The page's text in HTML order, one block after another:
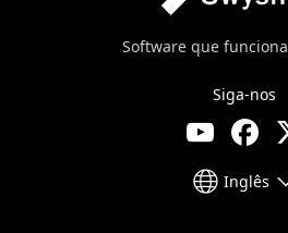
Software que
Siga-nos
Inglês